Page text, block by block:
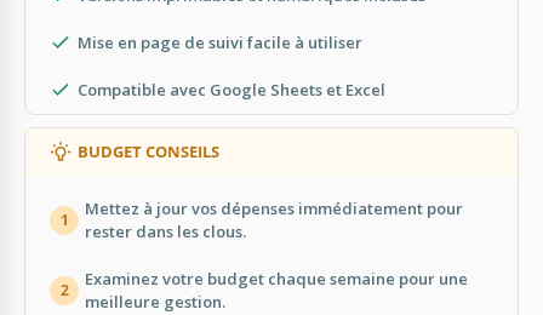
Mise en page de suivi facile à utiliser
Compatible avec Google Sheets et Excel
BUDGET CONSEILS
1
Mettez à jour vos dépenses immédiatement pour
rester dans les clous.
2
Examinez votre budget chaque semaine pour une
meilleure gestion.